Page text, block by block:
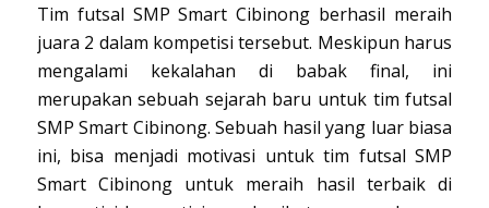
Tim futsal SMP Smart Cibinong berhasil meraih
juara 2 dalam kompetisi tersebut. Meskipun harus
mengalami kekalahan di babak final, ini
merupakan sebuah sejarah baru untuk tim futsal
SMP Smart Cibinong. Sebuah hasil yang luar biasa
ini, bisa menjadi motivasi untuk tim futsal SMP
Smart Cibinong untuk meraih hasil terbaik di